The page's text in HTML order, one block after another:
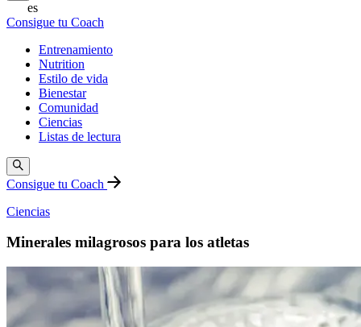
es
Consigue tu Coach
Entrenamiento
Nutrition
Estilo de vida
Bienestar
Comunidad
Ciencias
Listas de lectura
Consigue tu Coach
Ciencias
Minerales milagrosos para los atletas